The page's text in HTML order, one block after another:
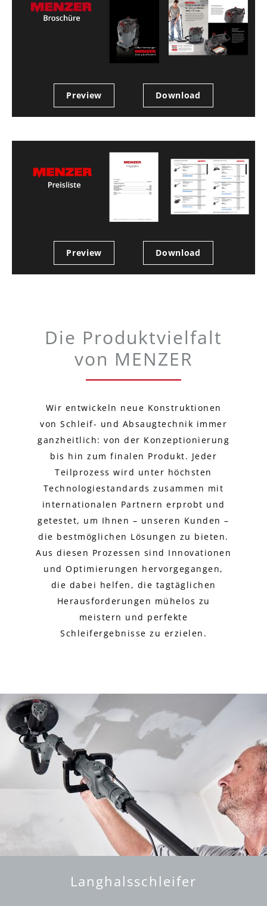
Preview Download
Preview Download
Die Produktvielfalt
von MENZER
Wir entwickeln neue Konstruktionen
von Schleif- und Absaugtechnik immer
ganzheitlich: von der Konzeptionierung
bis hin zum finalen Produkt. Jeder
Teilprozess wird unter höchsten
Technologiestandards zusammen mit
internationalen Partnern erprobt und
getestet, um Ihnen – unseren Kunden –
die bestmöglichen Lösungen zu bieten.
Aus diesen Prozessen sind Innovationen
und Optimierungen hervorgegangen,
die dabei helfen, die tagtäglichen
Herausforderungen mühelos zu
meistern und perfekte
Schleifergebnisse zu erzielen.
Langhalsschleifer